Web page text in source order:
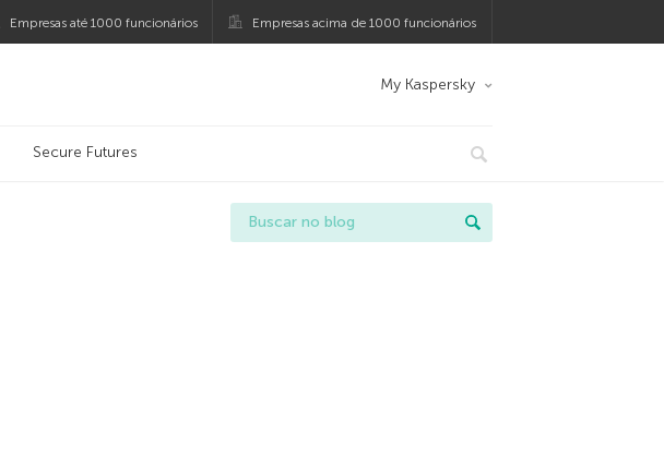
Empresas até 1000 funcionários Empresas acima de 1000 funcionários
My Kaspersky
Secure Futures